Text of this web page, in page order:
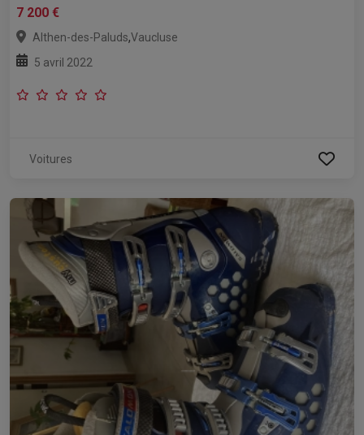
7 200 €
Althen-des-Paluds,Vaucluse
5 avril 2022
Voitures